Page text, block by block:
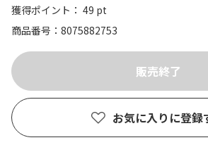
獲得ポイント： 49 pt
商品番号
8075882753
お気に入りに登録